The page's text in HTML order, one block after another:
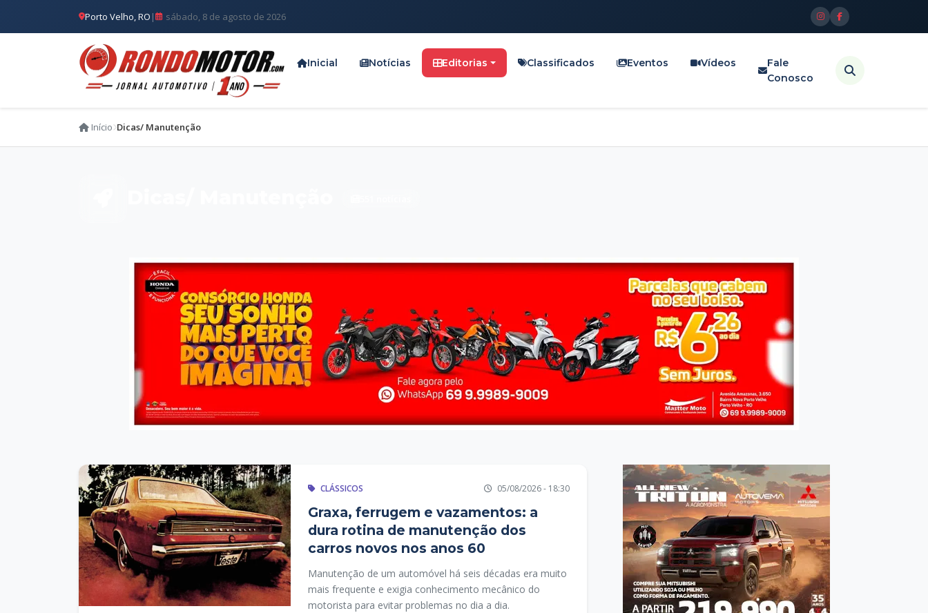
Porto Velho, RO | sábado, 8 de agosto de 2026
Inicial Notícias Editorias Classificados Eventos Vídeos
Fale
Conosco
Início Dicas/ Manutenção
CLÁSSICOS 05/08/2026 - 18:30
Graxa, ferrugem e vazamentos: a
dura rotina de manutenção dos
carros novos nos anos 60
Manutenção de um automóvel há seis décadas era muito
mais frequente e exigia conhecimento mecânico do
motorista para evitar problemas no dia a dia.